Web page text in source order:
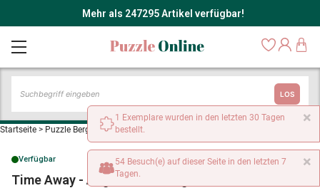
Mehr als 247295 Artikel verfügbar!
LOS
Startseite > Puzzle Bergwelt > Time Away - Angeln in den Highlands
Verfügbar
Time Away - Angeln in den Highlands
×
1 Exemplare wurden in den letzten 30 Tagen
bestellt.
×
54 Besuch(e) auf dieser Seite in den letzten 7
Tagen.